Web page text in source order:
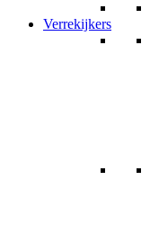
Verrekijkers